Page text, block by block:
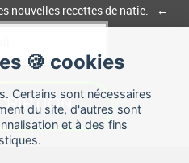
🍪 cookies
Certains sont nécessaires
du site, d'autres sont
et à des fins
nouvelles recettes de natie.